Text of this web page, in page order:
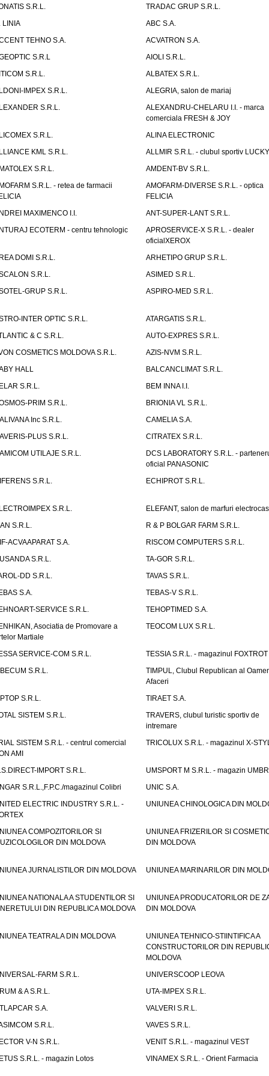
S.R.L.
TRADAC GRUP S.R.L.
LINIA
ABC S.A.
TEHNO S.A.
ACVATRON S.A.
S.R.L
AIOLI S.R.L.
S.R.L.
ALBATEX S.R.L.
IMPEX S.R.L.
ALEGRIA, salon de mariaj
S.R.L.
ALEXANDRU-CHELARU I.I. - marca
comerciala FRESH & JOY
S.R.L.
ALINA ELECTRONIC
KML S.R.L.
ALLMIR S.R.L. - clubul sportiv
S.R.L.
AMDENT-BV S.R.L.
S.R.L. - retea de farmacii
AMOFARM-DIVERSE S.R.L. - optica
FELICIA
MAXIMENCO I.I.
ANT-SUPER-LANT S.R.L.
ECOTERM - centru tehnologic
APROSERVICE-X S.R.L. - dealer
oficialXEROX
DOMI S.R.L.
ARHETIPO GRUP S.R.L.
S.R.L.
ASIMED S.R.L.
GRUP S.R.L.
ASPIRO-MED S.R.L.
INTER OPTIC S.R.L.
ATARGATIS S.R.L.
& C S.R.L.
AUTO-EXPRES S.R.L.
COSMETICS MOLDOVA S.R.L.
AZIS-NVM S.R.L.
HALL
BALCANCLIMAT S.R.L.
S.R.L.
BEM INNA I.I.
PRIM S.R.L.
BRIONIA VL S.R.L.
Inc S.R.L.
CAMELIA S.A.
PLUS S.R.L.
CITRATEX S.R.L.
UTILAJE S.R.L.
DCS LABORATORY S.R.L. -
oficial PANASONIC
S.R.L.
ECHIPROT S.R.L.
S.R.L.
ELEFANT, salon de marfuri
S.R.L.
R & P BOLGAR FARM S.R.L.
ACVAAPARAT S.A.
RISCOM COMPUTERS S.R.L.
S.R.L.
TA-GOR S.R.L.
DD S.R.L.
TAVAS S.R.L.
S.A.
TEBAS-V S.R.L.
SERVICE S.R.L.
TEHOPTIMED S.A.
Asociatia de Promovare a
Martiale
TEOCOM LUX S.R.L.
SERVICE-COM S.R.L.
TESSIA S.R.L. - magazinul FOXTROT
S.R.L.
TIMPUL, Clubul Republican al
Afaceri
S.R.L.
TIRAET S.A.
SISTEM S.R.L.
TRAVERS, clubul turistic sportiv de
intremare
SISTEM S.R.L. - centrul comercial
AMI
TRICOLUX S.R.L. - magazinul X-
IMPORT S.R.L.
UMSPORT M S.R.L. - magazin
S.R.L.,F.P.C./magazinul Colibri
UNIC S.A.
ELECTRIC INDUSTRY S.R.L. -
UNIUNEA CHINOLOGICA DIN
COMPOZITORILOR SI
DIN MOLDOVA
UNIUNEA FRIZERILOR SI
DIN MOLDOVA
JURNALISTILOR DIN MOLDOVA UNIUNEA MARINARILOR DIN
NATIONALA A STUDENTILOR SI
DIN REPUBLICA MOLDOVA
UNIUNEA PRODUCATORILOR DE
DIN MOLDOVA
TEATRALA DIN MOLDOVA
UNIUNEA TEHNICO-STIINTIFICA A
CONSTRUCTORILOR DIN
MOLDOVA
FARM S.R.L.
UNIVERSCOOP LEOVA
& A S.R.L.
UTA-IMPEX S.R.L.
S.A.
VALVERI S.R.L.
S.R.L.
VAVES S.R.L.
V-N S.R.L.
VENIT S.R.L. - magazinul VEST
S.R.L. - magazin Lotos
VINAMEX S.R.L. - Orient Farmacia